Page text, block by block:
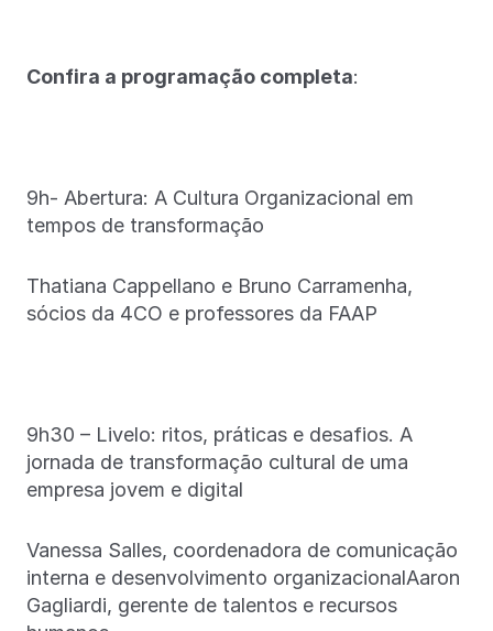
Confira a programação completa:
9h- Abertura: A Cultura Organizacional em
tempos de transformação
Thatiana Cappellano e Bruno Carramenha,
sócios da 4CO e professores da FAAP
9h30 – Livelo: ritos, práticas e desafios. A
jornada de transformação cultural de uma
empresa jovem e digital
Vanessa Salles, coordenadora de comunicação
interna e desenvolvimento organizacionalAaron
Gagliardi, gerente de talentos e recursos